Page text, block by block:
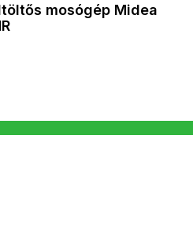
mosógép Midea